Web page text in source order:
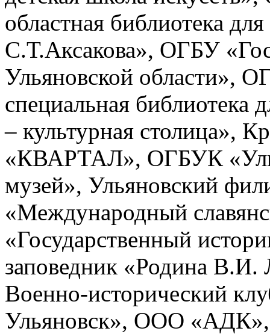
областная библиотека
С.Т.Аксакова», ОГБУ
Ульяновской области»,
специальная библиотека
– культурная столица»,
«КВАРТАЛ», ОГБУК
музей», Ульяновский
«Международный
«Государственный
заповедник «Родина
Военно-исторический
Ульяновск», ООО «АДК»,